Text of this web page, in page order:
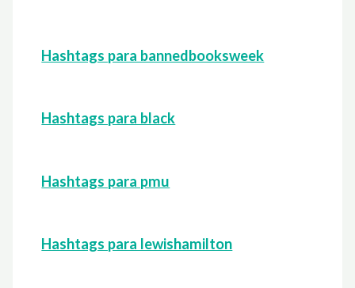
Hashtags para bannedbooksweek
Hashtags para black
Hashtags para pmu
Hashtags para lewishamilton